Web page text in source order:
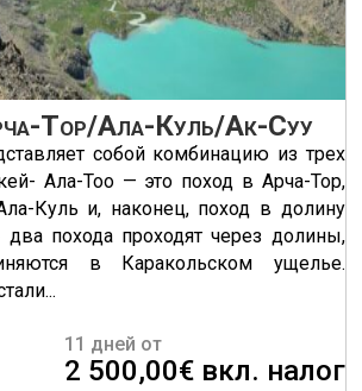
Тор/Ала-Куль/Ак-Суу
собой комбинацию из трех
Ала-Тоо — это поход в Арча-Тор,
Куль и, наконец, поход в долину
похода проходят через долины,
в Каракольском ущелье.
11 дней от
2 500,00€ вкл. налог